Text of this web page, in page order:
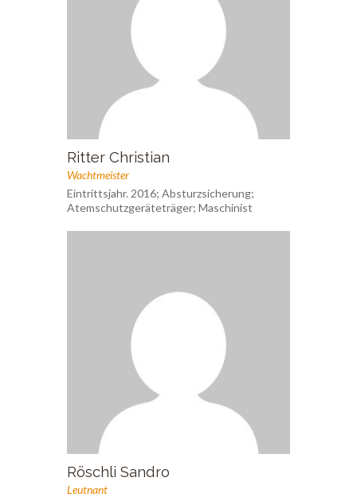
Ritter Christian
Wachtmeister
Eintrittsjahr. 2016; Absturzsicherung;
Atemschutzgeräteträger; Maschinist
Röschli Sandro
Leutnant